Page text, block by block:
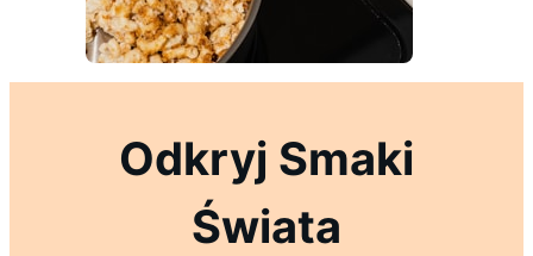
Odkryj Smaki
Świata